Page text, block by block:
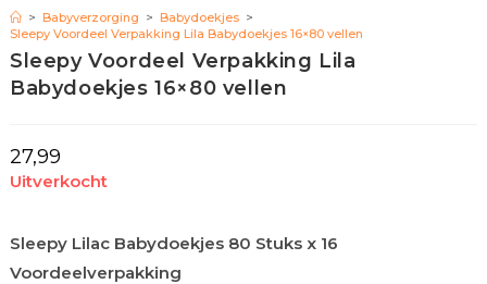
> Babyverzorging > Babydoekjes >
Sleepy Voordeel Verpakking Lila Babydoekjes 16×80 vellen
Sleepy Voordeel Verpakking Lila
Babydoekjes 16×80 vellen
27,99
Uitverkocht
Sleepy Lilac Babydoekjes 80 Stuks x 16
Voordeelverpakking